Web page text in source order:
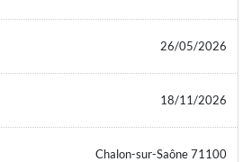
26/05/2026
18/11/2026
Chalon-sur-Saône 71100